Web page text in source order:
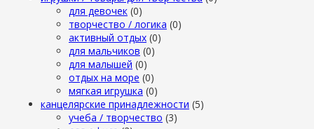
для девочек (0)
творчество / логика (0)
активный отдых (0)
для мальчиков (0)
для малышей (0)
отдых на море (0)
мягкая игрушка (0)
канцелярские принадлежности (5)
учеба / творчество (3)